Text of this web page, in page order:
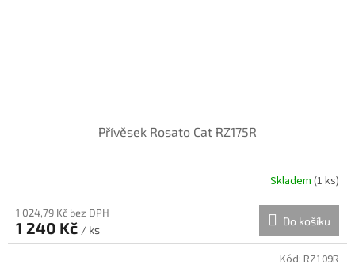
Přívěsek Rosato Cat RZ175R
Skladem (1 ks)
1 024,79 Kč bez DPH
1 240 Kč / ks
Do košíku
Kód: RZ109R